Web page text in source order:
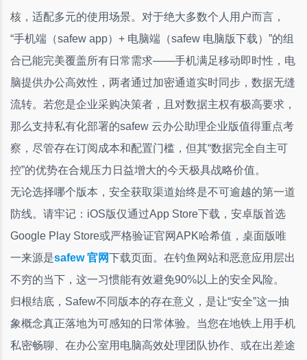
核，适配多元的使用场景。对于绝大多数个人用户而言，
“手机端（safew app）+ 电脑端（safew 电脑版下载）”的组
合已能完美覆盖所有日常需求——手机满足移动即时性，电
脑提供办公高效性，两者通过加密通道实时同步，数据无缝
流转。若您是企业采购决策者，且对数据主权有极高要求，
那么支持私有化部署的safew 云办公助理企业版值得重点考
察，尽管存在订阅成本和配置门槛，但其“数据完全自主可
控”的优势在合规压力日益增大的今天极具战略价值。
无论选择哪个版本，安全获取渠道始终是不可逾越的第一道
防线。请牢记：iOS版仅通过App Store下载，安卓版首选
Google Play Store或严格验证官网APK哈希值，桌面版唯
一来源是safew 官网下载页面。在钓鱼网站和恶意应用层出
不穷的当下，这一习惯能有效避免90%以上的安全风险。
归根结底，Safew不同版本的存在意义，是让“安全”这一抽
象概念真正落地为可感知的日常体验。当您在地铁上用手机
私密畅聊、在办公室用电脑高效处理团队协作、或在出差途